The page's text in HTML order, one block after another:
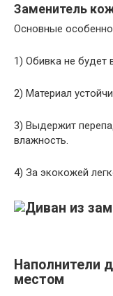
Заменитель
Основные
1) Обивка не будет
2) Материал
3) Выдержит
влажность.
4) За экокожей
Наполнители
местом